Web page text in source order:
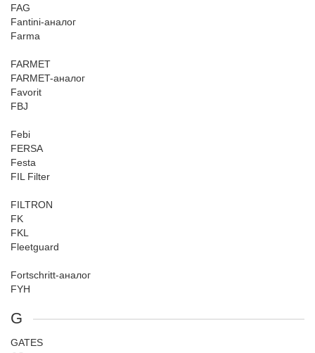
FAG
Fantini-аналог
Farma
FARMET
FARMET-аналог
Favorit
FBJ
Febi
FERSA
Festa
FIL Filter
FILTRON
FK
FKL
Fleetguard
Fortschritt-аналог
FYH
G
GATES